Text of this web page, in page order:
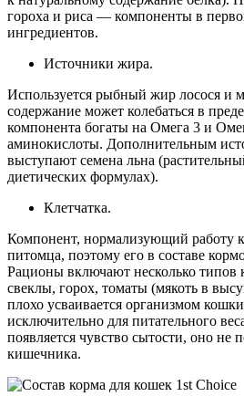
гороха и риса — компоненты в
ингредиентов.
Источники жира.
Используется рыбный жир лосося и
содержание может колебаться в
компонента богаты на Омега 3 и
аминокислоты. Дополнительным
выступают семена льна
диетических формулах).
Клетчатка.
Компонент, нормализующий работу
питомца, поэтому его в составе
Рационы включают несколько типов
свеклы, горох, томаты (мякоть в
плохо усваивается организмом
исключительно для питательного
появляется чувство сытости, оно не
кишечника.